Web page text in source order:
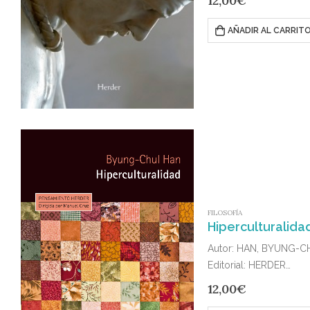
AÑADIR AL CARRITO
FILOSOFÍA
Autor: HAN, BYUNG-
Editorial: HERDER
ISBN: 978-84-254-
12,00€